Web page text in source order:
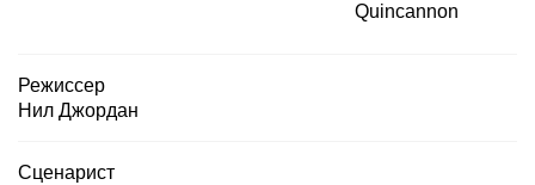
Quincannon
Режиссер
Нил Джордан
Сценарист